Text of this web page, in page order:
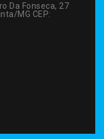
Da Fonseca, 27
MG CEP: